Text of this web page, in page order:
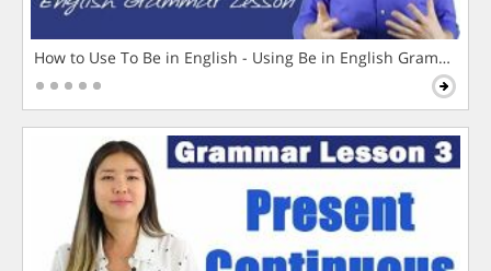
How to Use To Be in English - Using Be in English Grammar